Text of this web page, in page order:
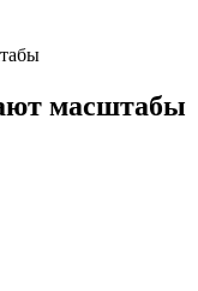
масштабы